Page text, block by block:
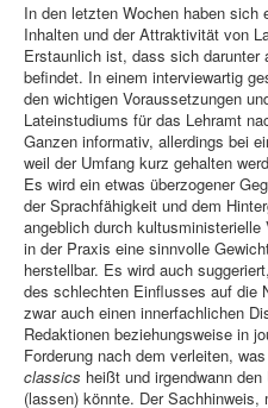
In den letzten Wochen haben sich
Inhalten und der Attraktivität von
Erstaunlich ist, dass sich
befindet. In einem interviewartig
den wichtigen Voraussetzungen
Lateinstudiums für das Lehramt
Ganzen informativ, allerdings bei
weil der Umfang kurz gehalten
Es wird ein etwas überzogener
der Sprachfähigkeit und dem
angeblich durch
in der Praxis eine sinnvolle
herstellbar. Es wird auch
des schlechten Einflusses auf die
zwar auch einen innerfachlichen
Redaktionen beziehungsweise in
Forderung nach dem verleiten,
classics heißt und irgendwann
(lassen) könnte. Der Sachhinweis,